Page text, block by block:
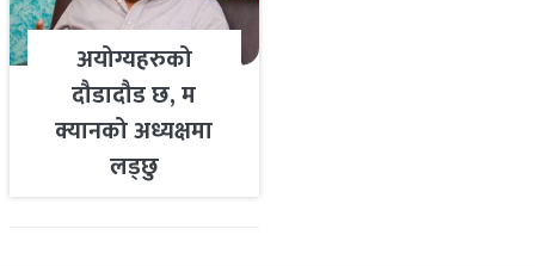
अयोग्यहरुको
दौडादौड छ, म
क्यानको अध्यक्षमा
लड्छु